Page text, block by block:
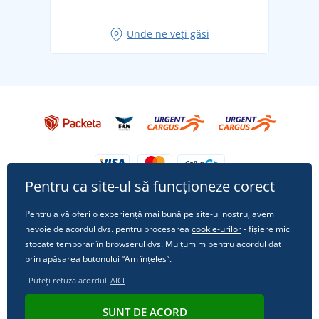
Tricoul preferat City în rol principal: ținute pentru
Unde ne veți găsi
Urmărește-ne pe rețelele sociale
© 2011 - 2026, Dual Trade s.r.o. | Din punct de vedere tehnic oferă
Pentru ca site-ul să funcționeze corect
Pentru a vă oferi o experiență mai bună pe site-ul nostru, avem
nevoie de acordul dvs. pentru procesarea cookie-urilor- fișiere mici
stocate temporar în browserul dvs. Mulțumim pentru acordul dat
prin apăsarea butonului “Am înțeles”.
Puteți refuza acordul AICI
SUNT DE ACORD